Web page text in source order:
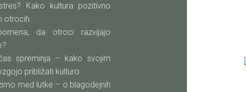
Kako kultura pozitivno
otrocih.
da otroci razvijajo
spreminja – kako svojim
približati kulturo.
med lutke – o blagodejnih